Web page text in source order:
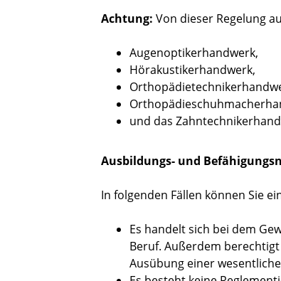
Achtung: Von dieser Regelung
Augenoptikerhandwerk,
Hörakustikerhandwerk,
und das
Ausbildungs- und
In folgenden Fällen können Sie
Es handelt sich bei dem
Beruf. Außerdem
Ausübung einer